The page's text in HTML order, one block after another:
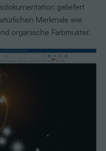
geliefert
Merkmale wie
organische Farbmuster.